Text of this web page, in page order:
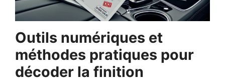
Outils numériques et
méthodes pratiques pour
décoder la finition